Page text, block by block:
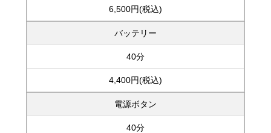
6,500円(税込)
バッテリー
40分
4,400円(税込)
電源ボタン
40分